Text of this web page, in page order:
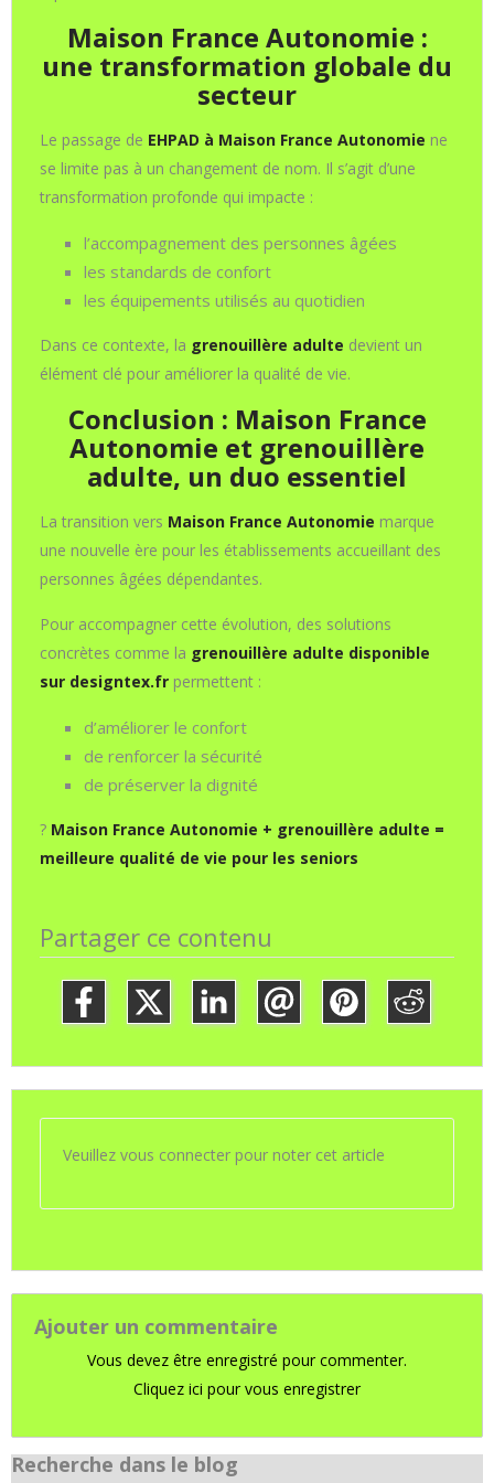
Maison France Autonomie :
une transformation globale du
secteur
Le passage de EHPAD à Maison France Autonomie ne
se limite pas à un changement de nom. Il s’agit d’une
transformation profonde qui impacte :
l’accompagnement des personnes âgées
les standards de confort
les équipements utilisés au quotidien
Dans ce contexte, la grenouillère adulte devient un
élément clé pour améliorer la qualité de vie.
Conclusion : Maison France
Autonomie et grenouillère
adulte, un duo essentiel
La transition vers Maison France Autonomie marque
une nouvelle ère pour les établissements accueillant des
personnes âgées dépendantes.
Pour accompagner cette évolution, des solutions
concrètes comme la grenouillère adulte disponible
sur designtex.fr permettent :
d’améliorer le confort
de renforcer la sécurité
de préserver la dignité
? Maison France Autonomie + grenouillère adulte =
meilleure qualité de vie pour les seniors
Partager ce contenu
Veuillez vous connecter pour noter cet article
Ajouter un commentaire
Vous devez être enregistré pour commenter.
Cliquez ici pour vous enregistrer
Recherche dans le blog